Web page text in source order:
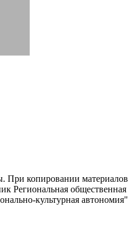
копировании материалов
Региональная общественная
культурная автономия"